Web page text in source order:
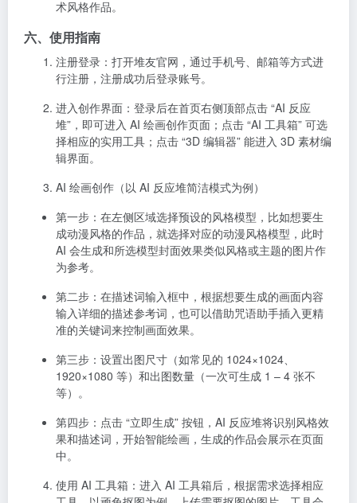
术风格作品。
六、使用指南
注册登录 ：打开堆友官网，通过手机号、邮箱等方式进
行注册，注册成功后登录账号。
进入创作界面 ：登录后在首页右侧顶部点击 “AI 反应
堆”，即可进入 AI 绘画创作页面；点击 “AI 工具箱” 可选
择相应的实用工具；点击 “3D 编辑器” 能进入 3D 素材编
辑界面。
AI 绘画创作（以 AI 反应堆简洁模式为例）
第一步：在左侧区域选择预设的风格模型，比如想要生
成动漫风格的作品，就选择对应的动漫风格模型，此时
AI 会生成和所选模型封面效果类似风格或主题的图片作
为参考。
第二步：在描述词输入框中，根据想要生成的画面内容
输入详细的描述参考词，也可以借助咒语助手插入更精
准的关键词来控制画面效果。
第三步：设置出图尺寸（如常见的 1024×1024、
1920×1080 等）和出图数量（一次可生成 1 – 4 张不
等）。
第四步：点击 “立即生成” 按钮，AI 反应堆将识别风格效
果和描述词，开始智能绘画，生成的作品会展示在页面
中。
使用 AI 工具箱 ：进入 AI 工具箱后，根据需求选择相应